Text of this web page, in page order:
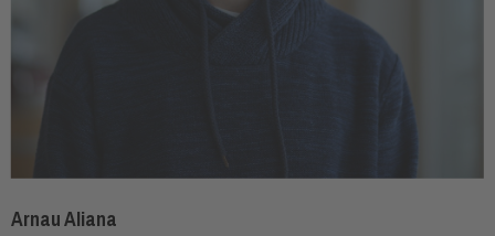
Arnau Aliana